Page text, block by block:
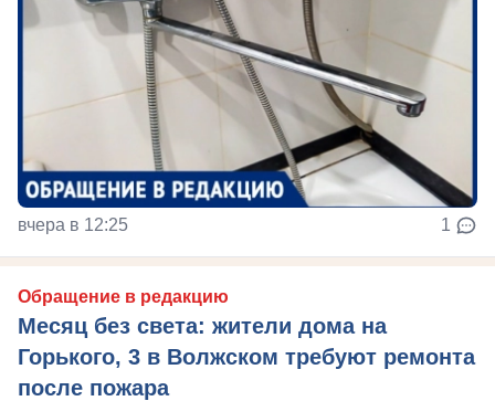
вчера в 12:25 1
Обращение в редакцию
Месяц без света: жители дома на
Горького, 3 в Волжском требуют ремонта
после пожара